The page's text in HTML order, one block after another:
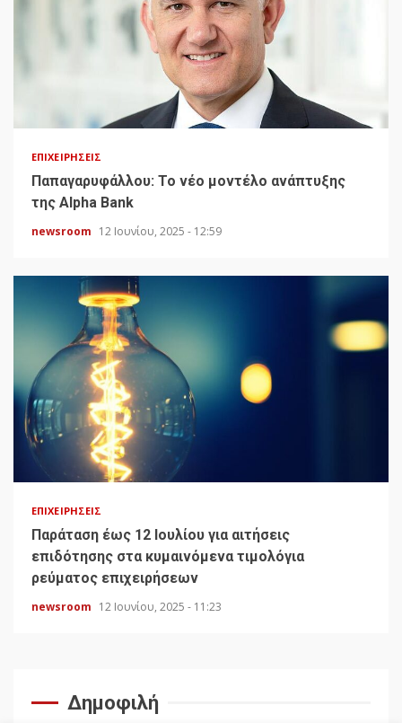
ΕΠΙΧΕΙΡΉΣΕΙΣ
Παπαγαρυφάλλου: Το νέο μοντέλο ανάπτυξης
της Alpha Bank
newsroom 12 Ιουνίου, 2025 - 12:59
ΕΠΙΧΕΙΡΉΣΕΙΣ
Παράταση έως 12 Ιουλίου για αιτήσεις
επιδότησης στα κυμαινόμενα τιμολόγια
ρεύματος επιχειρήσεων
newsroom 12 Ιουνίου, 2025 - 11:23
Δημοφιλή